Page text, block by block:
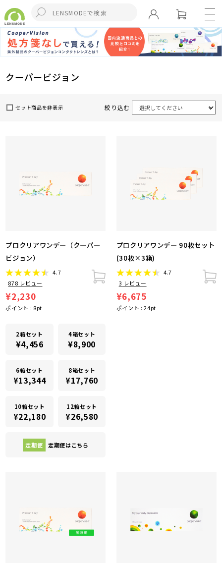
クーパービジョン
セット商品を非表示 絞り込む
プロクリアワンデー（クーパー
ビジョン）
4.7
878 レビュー
¥2,230
ポイント : 8pt
2箱セット
¥4,456
4箱セット
¥8,900
6箱セット
¥13,344
8箱セット
¥17,760
10箱セット
¥22,180
12箱セット
¥26,580
定期便 定期便はこちら
プロクリアワンデー 90枚セット
(30枚×3箱)
4.7
3 レビュー
¥6,675
ポイント :24pt